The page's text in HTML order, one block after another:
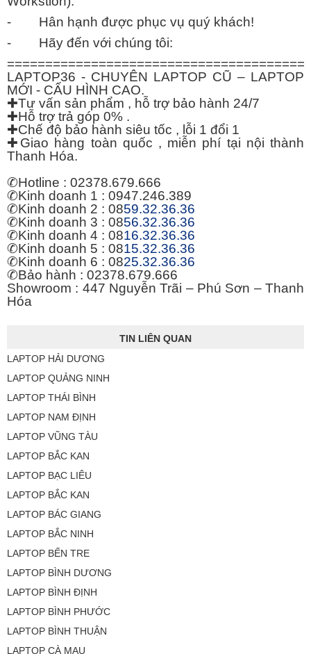
- Hân hạnh được phục vụ quý khách!
- Hãy đến với chúng tôi:
=======================================
LAPTOP36 - CHUYÊN LAPTOP CŨ – LAPTOP
MỚI - CẤU HÌNH CAO.
✚Tư vấn sản phẩm , hỗ trợ bảo hành 24/7
✚Hỗ trợ trả góp 0% .
✚Chế độ bảo hành siêu tốc , lỗi 1 đổi 1
✚ Giao hàng toàn quốc , miễn phí tại nội thành
Thanh Hóa.
✆Hotline : 02378.679.666
✆Kinh doanh 1 : 0947.246.389
✆Kinh doanh 2 : 0859.32.36.36
✆Kinh doanh 3 : 0856.32.36.36
✆Kinh doanh 4 : 0816.32.36.36
✆Kinh doanh 5 : 0815.32.36.36
✆Kinh doanh 6 : 0825.32.36.36
✆Bảo hành : 02378.679.666
Showroom : 447 Nguyễn Trãi – Phú Sơn – Thanh
Hóa
TIN LIÊN QUAN
LAPTOP HẢI DƯƠNG
LAPTOP QUẢNG NINH
LAPTOP THÁI BÌNH
LAPTOP NAM ĐỊNH
LAPTOP VŨNG TÀU
LAPTOP BẮC KAN
LAPTOP BẠC LIÊU
LAPTOP BẮC KAN
LAPTOP BÁC GIANG
LAPTOP BẮC NINH
LAPTOP BẾN TRE
LAPTOP BÌNH DƯƠNG
LAPTOP BÌNH ĐỊNH
LAPTOP BÌNH PHƯỚC
LAPTOP BÌNH THUẬN
LAPTOP CÀ MAU